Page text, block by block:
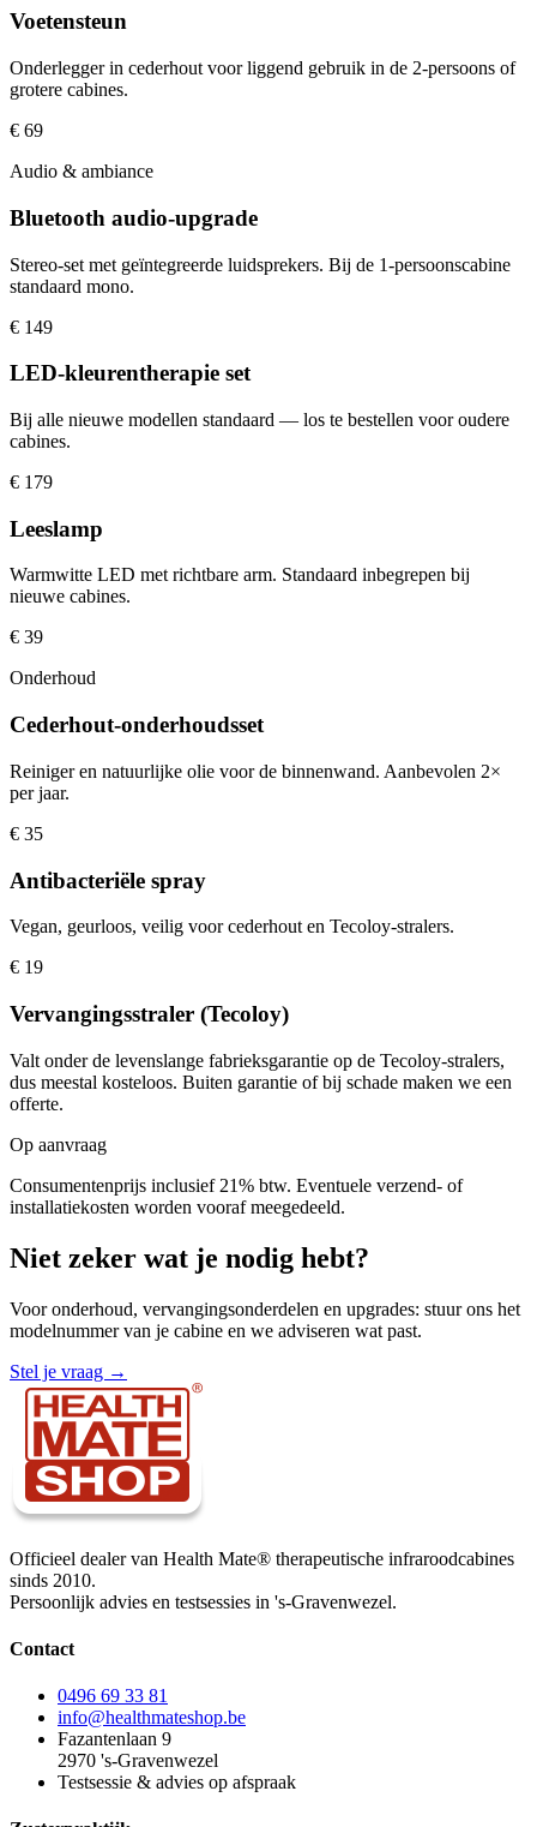
Voetensteun
Onderlegger in cederhout voor liggend gebruik in de 2-persoons of
grotere cabines.
€ 69
Audio & ambiance
Bluetooth audio-upgrade
Stereo-set met geïntegreerde luidsprekers. Bij de 1-persoonscabine
standaard mono.
€ 149
LED-kleurentherapie set
Bij alle nieuwe modellen standaard — los te bestellen voor oudere
cabines.
€ 179
Leeslamp
Warmwitte LED met richtbare arm. Standaard inbegrepen bij
nieuwe cabines.
€ 39
Onderhoud
Cederhout-onderhoudsset
Reiniger en natuurlijke olie voor de binnenwand. Aanbevolen 2×
per jaar.
€ 35
Antibacteriële spray
Vegan, geurloos, veilig voor cederhout en Tecoloy-stralers.
€ 19
Vervangingsstraler (Tecoloy)
Valt onder de levenslange fabrieksgarantie op de Tecoloy-stralers,
dus meestal kosteloos. Buiten garantie of bij schade maken we een
offerte.
Op aanvraag
Consumentenprijs inclusief 21% btw. Eventuele verzend- of
installatiekosten worden vooraf meegedeeld.
Niet zeker wat je nodig hebt?
Voor onderhoud, vervangingsonderdelen en upgrades: stuur ons het
modelnummer van je cabine en we adviseren wat past.
Stel je vraag →
Officieel dealer van Health Mate® therapeutische infraroodcabines
sinds 2010.
Persoonlijk advies en testsessies in 's-Gravenwezel.
Contact
0496 69 33 81
info@healthmateshop.be
Fazantenlaan 9
2970 's-Gravenwezel
Testsessie & advies op afspraak